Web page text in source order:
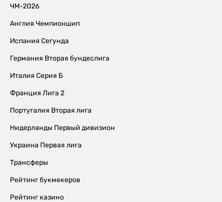
ЧМ-2026
Англия Чемпионшип
Испания Сегунда
Германия Вторая бундеслига
Италия Серия Б
Франция Лига 2
Португалия Вторая лига
Нидерланды Первый дивизион
Украина Первая лига
Трансферы
Рейтинг букмекеров
Рейтинг казино